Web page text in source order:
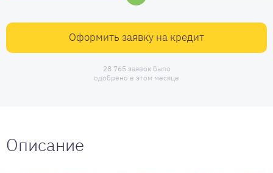
Оформить заявку на кредит
28 765 заявок было
одобрено в этом месяце
Описание